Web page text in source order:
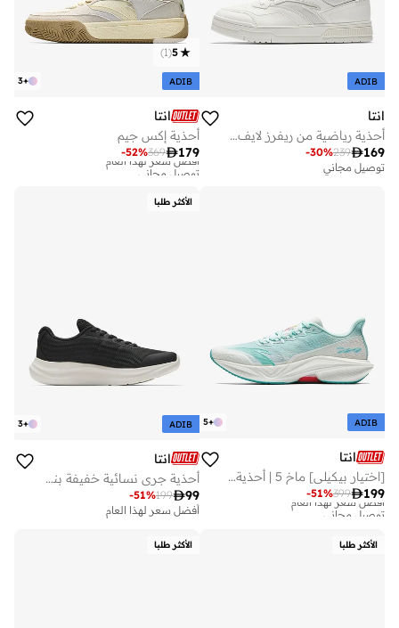
ADIB
انتا
أحذية رياضية من ريفرز لايف ستايل إكس-جيم
169
239
-30%
توصيل مجاني
+
3
5
(
1
)
ADIB
انتا
أحذية إكس جيم
179
369
-52%
أفضل سعر لهذا العام
توصيل مجاني
توصيل مجاني
+
5 ADIB
انتا
[اختيار بيكيلي] ماخ 5 | أحذية جري احترافية بتقنية النيتروجين للتدريب على السباقات لمسافات متوسطة وطويلة
199
399
-51%
أفضل سعر لهذا العام
توصيل مجاني
الأكثر طلبا
+
3 ADIB
انتا
أحذية جري نسائية خفيفة بنعل ناعم ووسطية مبطنة من إيفا
99
199
-51%
أفضل سعر لهذا العام
الأكثر طلبا الأكثر طلبا